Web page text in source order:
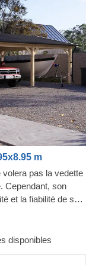
m
pas la vedette
Cependant, son
et la fiabilité de sa
aurez un accès
l'entretien ou la
pour du
disponibles